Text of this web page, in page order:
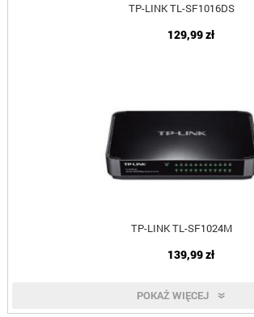
TP-LINK TL-SF1016DS
129,99 zł
TP-LINK TL-SF1024M
139,99 zł
POKAŻ WIĘCEJ